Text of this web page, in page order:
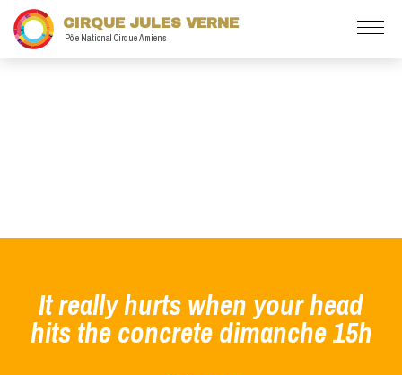
CIRQUE JULES VERNE
Pôle National Cirque Amiens
It really hurts when your head
hits the concrete dimanche 15h